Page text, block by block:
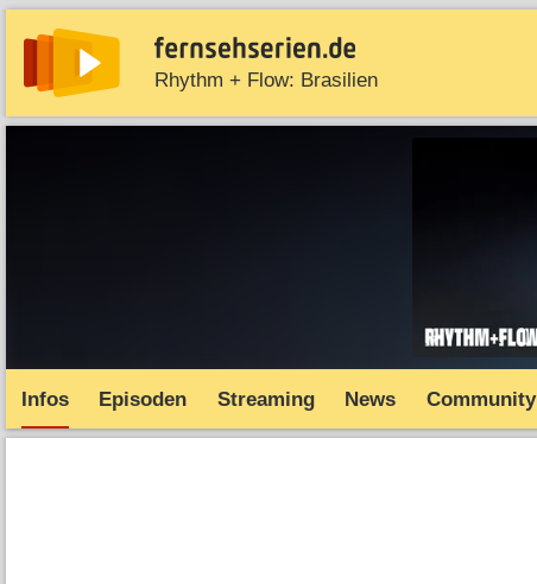
Rhythm + Flow: Brasilien
News Entdecken Streaming TV-Starts
Infos Episoden Streaming News Community